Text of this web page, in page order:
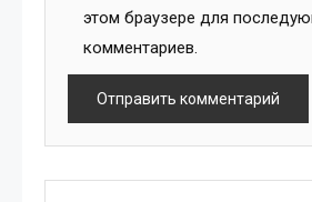
этом браузере для
комментариев.